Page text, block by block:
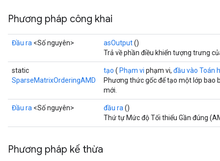
Phương pháp công khai
Đầu ra <Số nguyên> asOutput()
Trả về phần điều khiển tượng trưng
static
SparseMatrixOrderingAMD
tạo ( Phạm vi phạm vi, đầu vào Toán
Phương thức gốc để tạo một lớp
mới.
Đầu ra <Số nguyên> đầu ra ()
Thứ tự Mức độ Tối thiểu Gần đúng
Phương pháp kế thừa